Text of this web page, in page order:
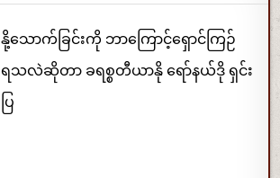
နို့သောက်ခြင်းကို ဘာကြောင့်ရှောင်ကြဉ်
ရသလဲဆိုတာ ခရစ္စတီယာနို ရော်နယ်ဒို ရှင်း
ပြ